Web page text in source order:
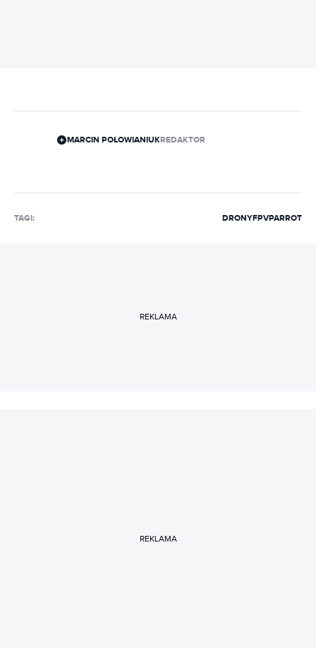
MARCIN POŁOWIANIUKREDAKTOR
TAGI: DRONYFPVPARROT
REKLAMA
REKLAMA